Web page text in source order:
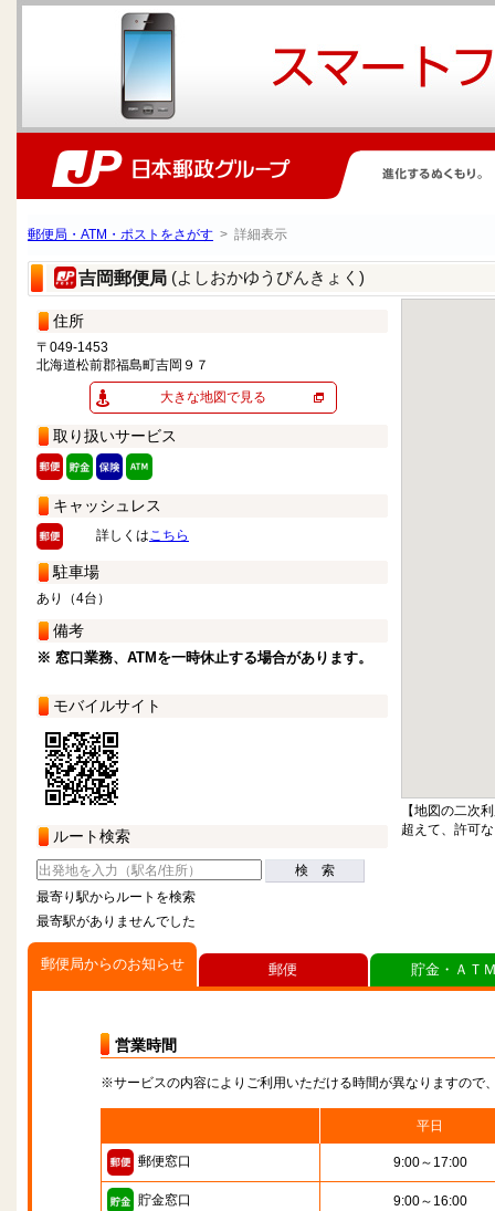
郵便局・ATM・ポストをさがす > 詳細表示
吉岡郵便局 (よしおかゆうびんきょく)
住所
〒049-1453
北海道松前郡福島町吉岡９７
大きな地図で見る
取り扱いサービス
キャッシュレス
詳しくはこちら
駐車場
あり（4台）
備考
※ 窓口業務、ATMを一時休止する場合があります。
モバイルサイト
ルート検索
検 索
最寄り駅からルートを検索
最寄駅がありませんでした
【地図の二次
超えて、許可
郵便局からのお知らせ
営業時間
※サービスの内容によりご利用いただける時間が異なりますので
平日
郵便窓口 9:00～17:00
貯金窓口 9:00～16:00
郵便 貯金・ＡＴ